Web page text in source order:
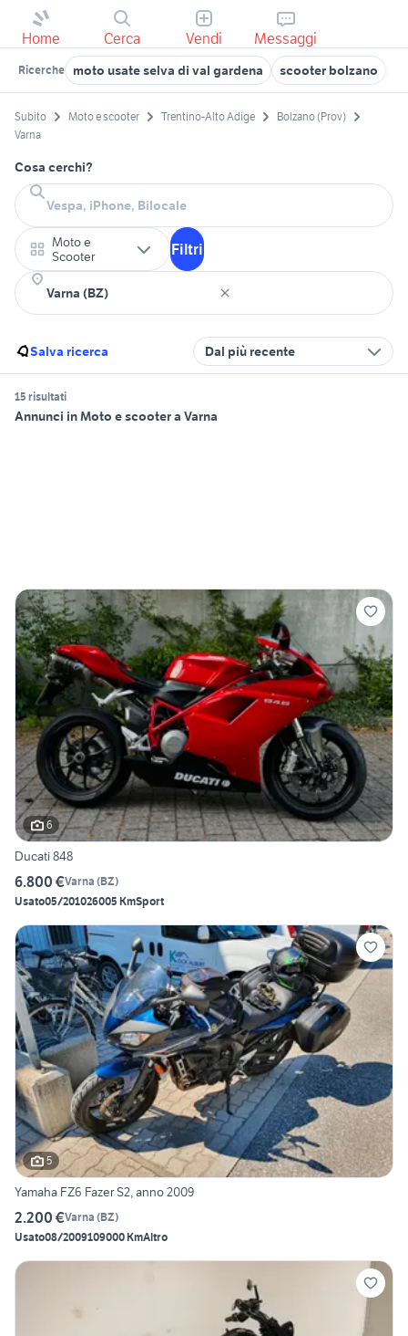
Home Cerca Vendi Messaggi
Ricerche moto usate selva di val gardena scooter bolzano
Subito Moto e scooter Trentino-Alto Adige
Bolzano (Prov)
Varna
Cosa cerchi?
Moto e
Scooter
Filtri
Salva ricerca Dal più recente
15 risultati
Annunci in Moto e scooter a Varna
6
Ducati 848
6.800 €Varna (BZ)
Usato05/201026005 KmSport
5
Yamaha FZ6 Fazer S2, anno 2009
2.200 €Varna (BZ)
Usato08/2009109000 KmAltro